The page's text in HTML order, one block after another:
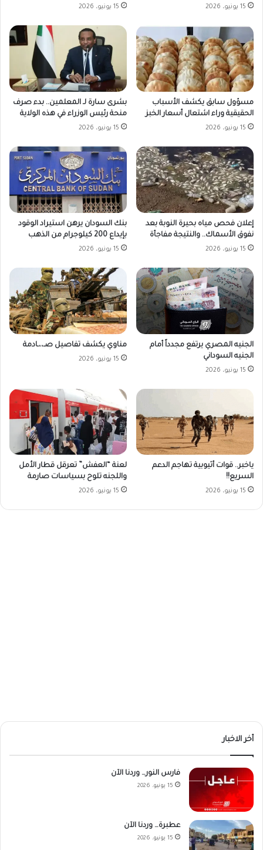
15 يونيو، 2026 15 يونيو، 2026
مسؤول سابق يكشف الأسباب
الحقيقية وراء اشتعال أسعار الخبز
15 يونيو، 2026
بشرى سارة لـ المعلمين.. بدء صرف
منحة رئيس الوزراء في هذه الولاية
15 يونيو، 2026
إعلان فحص مياه بحيرة النوبة بعد
نفوق الأسماك.. والنتيجة مفاجأة
15 يونيو، 2026
بنك السودان يرهن استيراد الوقود
بإيداع 200 كيلوجرام من الذهب
15 يونيو، 2026
الجنيه المصري يرتفع مجدداً أمام
الجنيه السوداني
15 يونيو، 2026
مناوي يكشف تفاصيل صـ،،ـادمة
15 يونيو، 2026
ياخبر.. قوات أثيوبية تهاجم الدعم
السريع!!
15 يونيو، 2026
لعنة “العفش” تعرقل قطار الأمل
واللجنه تلوح بسياسات صارمة
15 يونيو، 2026
أخر الاخبار
فارس النور… وردنا الآن
15 يونيو، 2026
عطبرة… وردنا الآن
15 يونيو، 2026